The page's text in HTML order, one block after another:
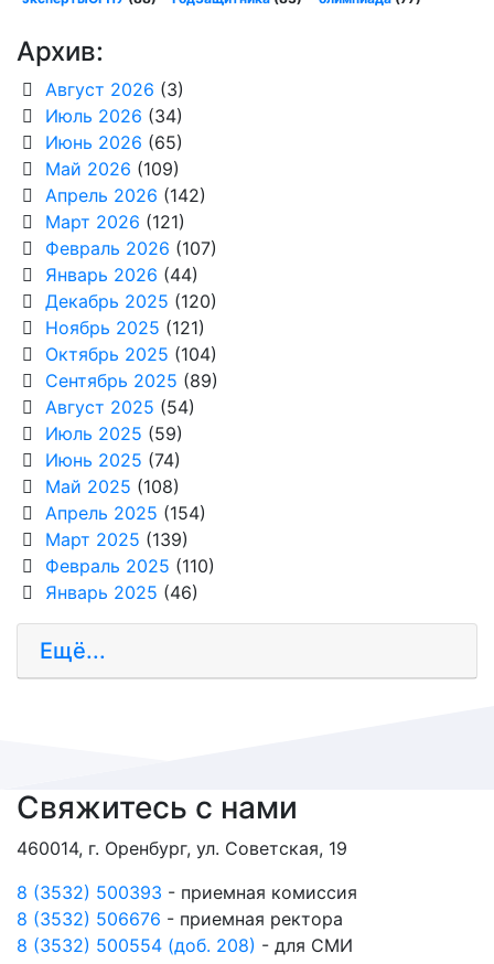
Архив:
Август 2026 (3)
Июль 2026 (34)
Июнь 2026 (65)
Май 2026 (109)
Апрель 2026 (142)
Март 2026 (121)
Февраль 2026 (107)
Январь 2026 (44)
Декабрь 2025 (120)
Ноябрь 2025 (121)
Октябрь 2025 (104)
Сентябрь 2025 (89)
Август 2025 (54)
Июль 2025 (59)
Июнь 2025 (74)
Май 2025 (108)
Апрель 2025 (154)
Март 2025 (139)
Февраль 2025 (110)
Январь 2025 (46)
Ещё...
Свяжитесь с нами
460014, г. Оренбург, ул. Советская, 19
8 (3532) 500393 - приемная комиссия
8 (3532) 506676 - приемная ректора
8 (3532) 500554 (доб. 208) - для СМИ